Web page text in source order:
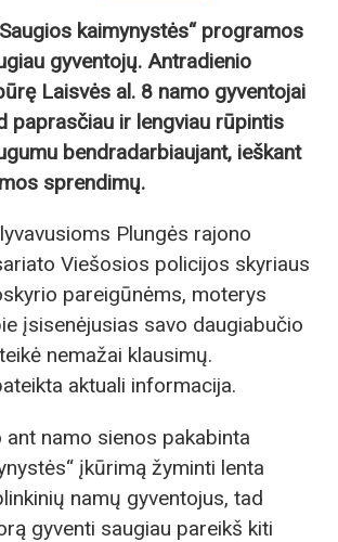
kaimynystės“ programos
gyventojų. Antradienio
Laisvės al. 8 namo gyventojai
paprasčiau ir lengviau rūpintis
bendradarbiaujant, ieškant
sprendimų.
Plungės rajono
Viešosios policijos skyriaus
pareigūnėms, moterys
įsisenėjusias savo daugiabučio
nemažai klausimų.
aktuali informacija.
ant namo sienos pakabinta
įkūrimą žyminti lenta
namų gyventojus, tad
gyventi saugiau pareikš kiti